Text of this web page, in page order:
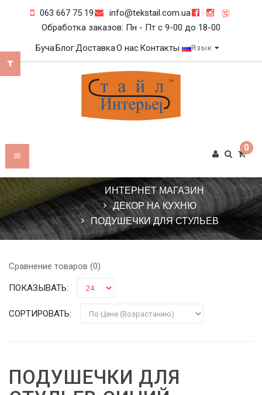
063 667 75 19
info@tekstail.com.ua
Обработка заказов: Пн - Пт c 9-00 до 18-00
БучаБлогДоставкаО насКонтакты Язык
0
ИНТЕРНЕТ МАГАЗИН
ДЕКОР НА КУХНЮ
ПОДУШЕЧКИ ДЛЯ СТУЛЬЕВ
Сравнение товаров (0)
ПОКАЗЫВАТЬ:
СОРТИРОВАТЬ:
ПОДУШЕЧКИ ДЛЯ